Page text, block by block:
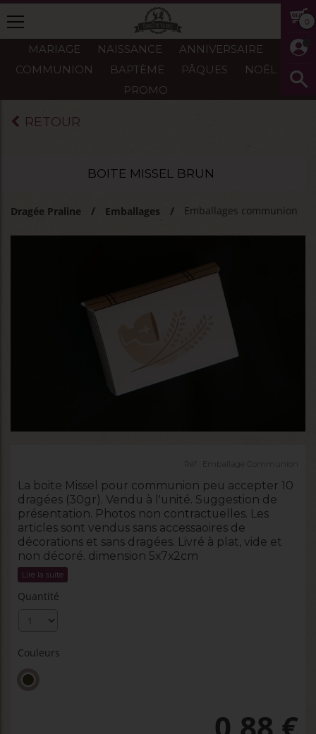
0
MARIAGE NAISSANCE
ANNIVERSAIRE
COMMUNION
BAPTÈME PÂQUES
NOËL
PROMO
RETOUR
BOITE MISSEL BRUN
Dragée Praline Emballages Emballages communion
La boite Missel pour communion peu accepter 10
dragées (30gr). Vendu à l'unité. Suggestion de
présentation. Photos non contractuelles. Les
articles sont vendus sans accessaoires de
décorations et sans dragées. Livré à plat, vide et
non décoré. dimension 5x7x2cm
Lire la suite
Quantité
Couleurs